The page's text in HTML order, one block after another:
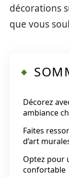
décorations
que vous
Décorez
ambiance
Faites
d’art
Optez pour
confortable